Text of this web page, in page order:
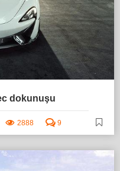
dokunuşu
2888 9